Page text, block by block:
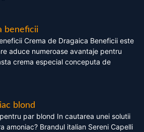
beneficii
Crema de Dragaica Beneficii este
aduce numeroase avantaje pentru
crema especial conceputa de
blond
par blond In cautarea unei solutii
amoniac? Brandul italian Sereni Capelli